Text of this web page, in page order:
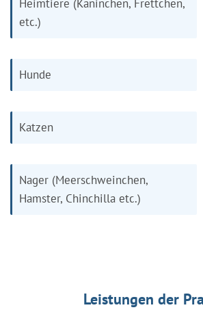
Heimtiere (Kaninchen, Frettchen,
etc.)
Hunde
Katzen
Nager (Meerschweinchen,
Hamster, Chinchilla etc.)
Leistungen der